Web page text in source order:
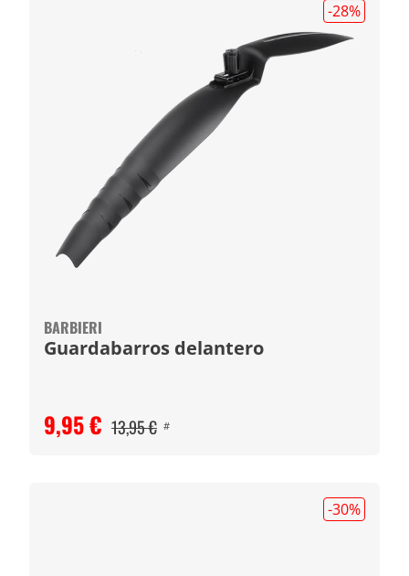
-28%
BARBIERI
Guardabarros delantero
9,95 € 13,95 € #
-30%